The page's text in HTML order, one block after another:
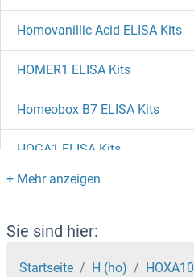
Homovanillic Acid ELISA Kits
HOMER1 ELISA Kits
Homeobox B7 ELISA Kits
HOGA1 ELISA Kits
HNRPLL ELISA Kits
HNRPDL ELISA Kits
HNRNPUL2 ELISA Kits
Sie sind hier:
Startseite H (ho) HOXA10